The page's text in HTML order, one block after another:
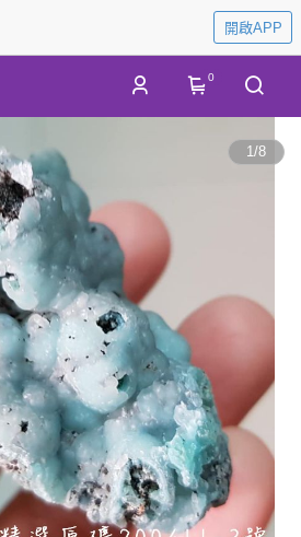
開啟APP
0
1/8